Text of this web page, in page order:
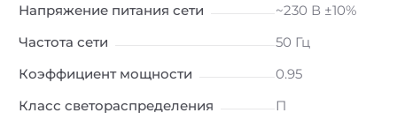
Напряжение питания сети
~230 В ±10%
Частота сети
50 Гц
Коэффициент мощности
0.95
Класс светораспределения
П